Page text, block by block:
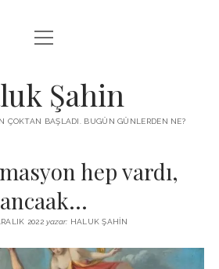
KUTUP YILDIZI
MENDIREK YAZILARI
ADA
VE MUTLULUK ÜZERINE
BABIALI’DE CINAYET
GÜZEL MAVRELLA
PROGRAMLAR
BIZ KIMIZ?
menüyü
aç
Şahin
ÇOKTAN BAŞLADI. BUGÜN GÜNLERDEN NE?
hep vardı,
ancaak…
2022yazar: HALUK ŞAHIN